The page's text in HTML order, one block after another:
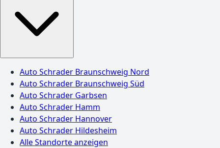
Auto Schrader Braunschweig Nord
Auto Schrader Braunschweig Süd
Auto Schrader Garbsen
Auto Schrader Hamm
Auto Schrader Hannover
Auto Schrader Hildesheim
Alle Standorte anzeigen